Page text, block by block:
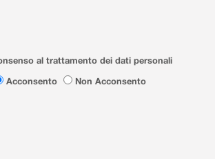
al trattamento dei dati personali
Acconsento
Non Acconsento